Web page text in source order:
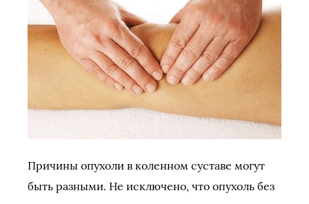
Причины опухоли в коленном суставе могут
быть разными. Не исключено, что опухоль без